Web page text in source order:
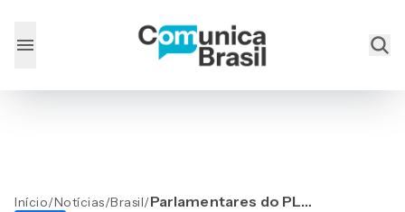
Início/Notícias/Brasil/Parlamentares do PL